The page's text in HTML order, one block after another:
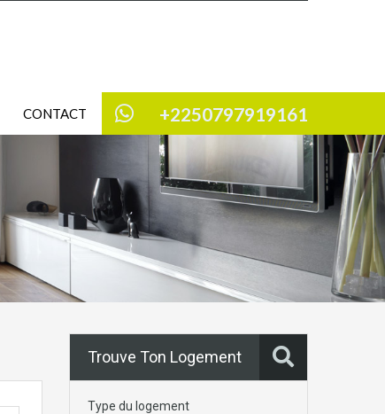
+2250797919161
CONTACT
Trouve Ton Logement
Type du logement